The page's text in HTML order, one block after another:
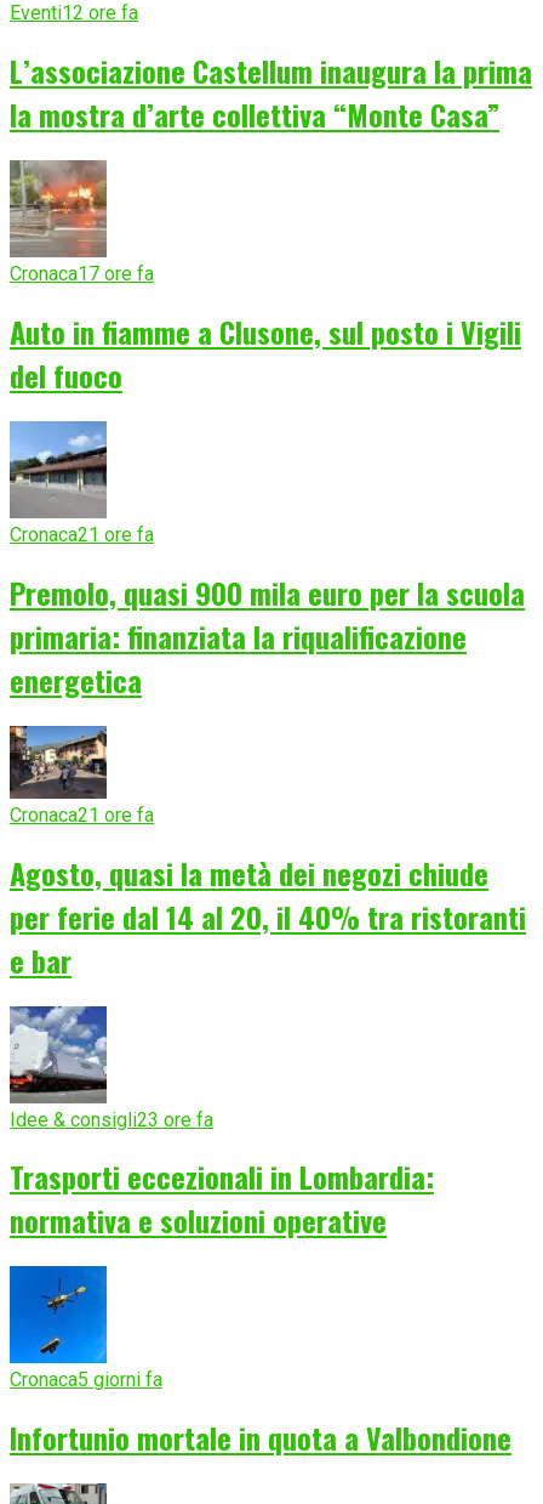
Eventi12 ore fa
L’associazione Castellum inaugura la prima
la mostra d’arte collettiva “Monte Casa”
Cronaca17 ore fa
Auto in fiamme a Clusone, sul posto i Vigili
del fuoco
Cronaca21 ore fa
Premolo, quasi 900 mila euro per la scuola
primaria: finanziata la riqualificazione
energetica
Cronaca21 ore fa
Agosto, quasi la metà dei negozi chiude
per ferie dal 14 al 20, il 40% tra ristoranti
e bar
Idee & consigli23 ore fa
Trasporti eccezionali in Lombardia:
normativa e soluzioni operative
Cronaca5 giorni fa
Infortunio mortale in quota a Valbondione